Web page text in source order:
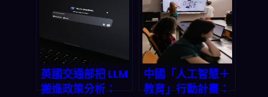
英國交通部把 LLM
搬進政策分析：
中國「人工智慧＋
教育」行動計畫：